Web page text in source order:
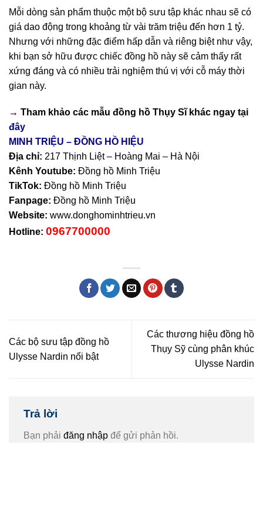
Mỗi dòng sản phẩm thuộc một bộ sưu tập khác nhau sẽ có
giá dao động trong khoảng từ vài trăm triệu đến hơn 1 tỷ.
Nhưng với những đặc điểm hấp dẫn và riêng biệt như vậy,
khi bạn sở hữu được chiếc đồng hồ này sẽ cảm thấy rất
xứng đáng và có nhiều trải nghiệm thú vị với cỗ máy thời
gian này.
→ Tham khảo các mẫu đồng hồ Thụy Sĩkhác ngay tại
đây
MINH TRIỆU – ĐỒNG HỒ HIỆU
Địa chỉ: 217 Thịnh Liệt – Hoàng Mai – Hà Nội
Kênh Youtube: Đồng hồ Minh Triệu
TikTok: Đồng hồ Minh Triệu
Fanpage: Đồng hồ Minh Triệu
Website: www.donghominhtrieu.vn
Hotline: 0967700000
Các bộ sưu tập đồng hồ
Ulysse Nardin nổi bật
Các thương hiệu đồng hồ
Thụy Sỹ cùng phân khúc
Ulysse Nardin
Trả lời
Bạn phải đăng nhập để gửi phản hồi.